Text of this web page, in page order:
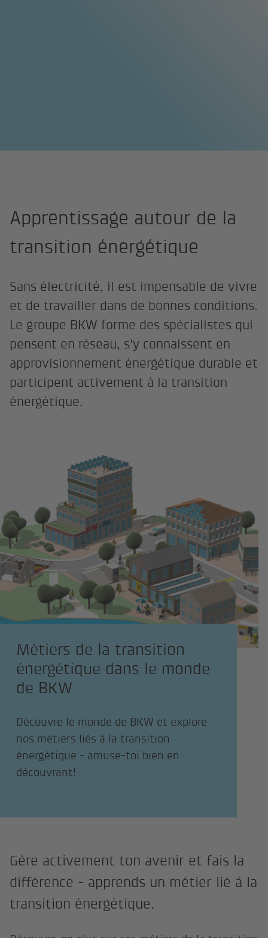
Apprentissage autour de la
transition énergétique
Sans électricité, il est impensable de vivre
et de travailler dans de bonnes conditions.
Le groupe BKW forme des spécialistes qui
pensent en réseau, s'y connaissent en
approvisionnement énergétique durable et
participent activement à la transition
énergétique.
Métiers de la transition
énergétique dans le monde
de BKW
Découvre le monde de BKW et explore
nos métiers liés à la transition
énergétique - amuse-toi bien en
découvrant!
Gère activement ton avenir et fais la
différence - apprends un métier lié à la
transition énergétique.